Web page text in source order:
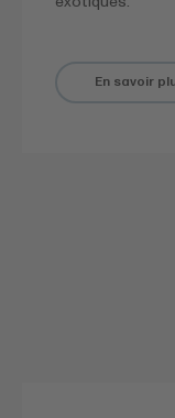
En savoir